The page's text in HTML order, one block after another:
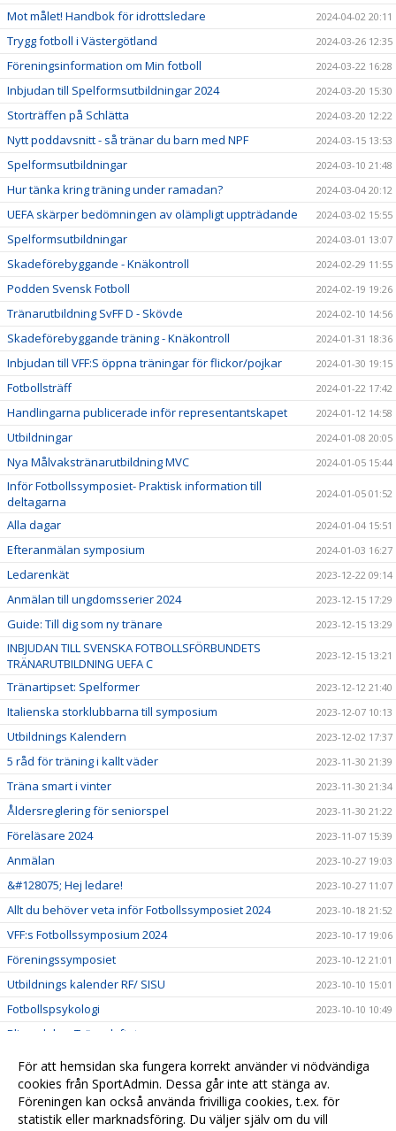
Mot målet! Handbok för idrottsledare 2024-04-02 20:11
Trygg fotboll i Västergötland 2024-03-26 12:35
Föreningsinformation om Min fotboll 2024-03-22 16:28
Inbjudan till Spelformsutbildningar 2024 2024-03-20 15:30
Storträffen på Schlätta 2024-03-20 12:22
Nytt poddavsnitt - så tränar du barn med NPF 2024-03-15 13:53
Spelformsutbildningar 2024-03-10 21:48
Hur tänka kring träning under ramadan? 2024-03-04 20:12
UEFA skärper bedömningen av olämpligt uppträdande 2024-03-02 15:55
Spelformsutbildningar 2024-03-01 13:07
Skadeförebyggande - Knäkontroll 2024-02-29 11:55
Podden Svensk Fotboll 2024-02-19 19:26
Tränarutbildning SvFF D - Skövde 2024-02-10 14:56
Skadeförebyggande träning - Knäkontroll 2024-01-31 18:36
Inbjudan till VFF:S öppna träningar för flickor/pojkar 2024-01-30 19:15
Fotbollsträff 2024-01-22 17:42
Handlingarna publicerade inför representantskapet 2024-01-12 14:58
Utbildningar 2024-01-08 20:05
Nya Målvakstränarutbildning MVC 2024-01-05 15:44
Inför Fotbollssymposiet- Praktisk information till
deltagarna
2024-01-05 01:52
Alla dagar 2024-01-04 15:51
Efteranmälan symposium 2024-01-03 16:27
Ledarenkät 2023-12-22 09:14
Anmälan till ungdomsserier 2024 2023-12-15 17:29
Guide: Till dig som ny tränare 2023-12-15 13:29
INBJUDAN TILL SVENSKA FOTBOLLSFÖRBUNDETS
TRÄNARUTBILDNING UEFA C
2023-12-15 13:21
Tränartipset: Spelformer 2023-12-12 21:40
Italienska storklubbarna till symposium 2023-12-07 10:13
Utbildnings Kalendern 2023-12-02 17:37
5 råd för träning i kallt väder 2023-11-30 21:39
Träna smart i vinter 2023-11-30 21:34
Åldersreglering för seniorspel 2023-11-30 21:22
Föreläsare 2024 2023-11-07 15:39
Anmälan 2023-10-27 19:03
&#128075; Hej ledare! 2023-10-27 11:07
Allt du behöver veta inför Fotbollssymposiet 2024 2023-10-18 21:52
VFF:s Fotbollssymposium 2024 2023-10-17 19:06
Föreningssymposiet 2023-10-12 21:01
Utbildnings kalender RF/ SISU 2023-10-10 15:01
Fotbollspsykologi 2023-10-10 10:49
Bli en del av Tränarlyftet
Idrottsmedicin 2023-07-24 13:24
Matchmiljö 2023 2023-05-13 03:22
En ungdomsledares handbok 2023-05-13 03:19
För att hemsidan ska fungera korrekt använder vi nödvändiga
cookies från SportAdmin. Dessa går inte att stänga av.
Föreningen kan också använda frivilliga cookies, t.ex. för
statistik eller marknadsföring. Du väljer själv om du vill